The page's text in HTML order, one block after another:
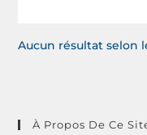
Aucun résultat selon
À Propos De Ce